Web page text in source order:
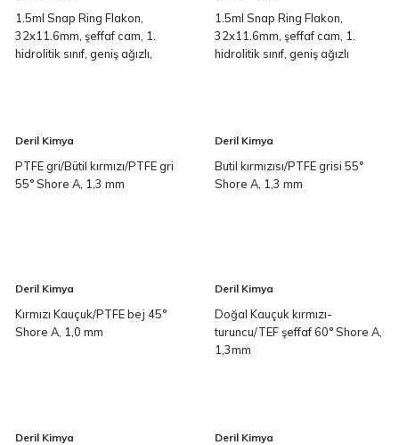
1.5ml Snap Ring Flakon,
32x11.6mm, şeffaf cam, 1.
hidrolitik sınıf, geniş ağızlı,
1.5ml Snap Ring Flakon,
32x11.6mm, şeffaf cam, 1.
hidrolitik sınıf, geniş ağızlı
Deril Kimya
PTFE gri/Bütil kırmızı/PTFE gri
55° Shore A, 1,3 mm
Deril Kimya
Butil kırmızısı/PTFE grisi 55°
Shore A, 1,3 mm
Deril Kimya
Kırmızı Kauçuk/PTFE bej 45°
Shore A, 1,0 mm
Deril Kimya
Doğal Kauçuk kırmızı-
turuncu/TEF şeffaf 60° Shore A,
1,3mm
Deril Kimya Deril Kimya